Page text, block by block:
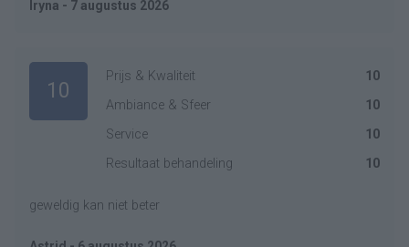
Iryna - 7 augustus 2026
10
Prijs & Kwaliteit
10
Ambiance & Sfeer
10
Service
10
Resultaat behandeling
10
geweldig kan niet beter